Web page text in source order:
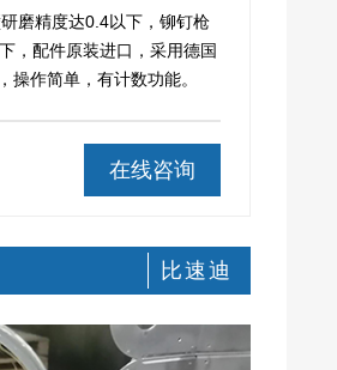
磨精度达0.4以下，铆钉枪
，配件原装进口，采用德国
作简单，有计数功能。
在线咨询
比速迪